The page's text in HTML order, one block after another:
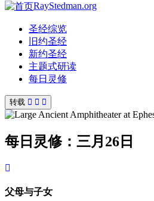
RayStedman.org
圣经综览
旧约圣经
新约圣经
主题式研读
每日灵修
转载
每日灵修：三月26日
父母与子女